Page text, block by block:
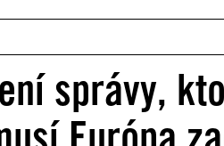
správy,